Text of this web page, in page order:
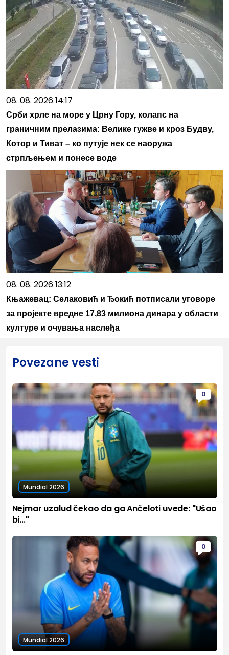
08. 08. 2026 14:17
Срби хрле на море у Црну Гору, колапс на
граничним прелазима: Велике гужве и кроз Будву,
Котор и Тиват – ко путује нек се наоружа
стрпљењем и понесе воде
08. 08. 2026 13:12
Књажевац: Селаковић и Ђокић потписали уговоре
за пројекте вредне 17,83 милиона динара у области
културе и очувања наслеђа
Povezane vesti
0
Mundial 2026
Nejmar uzalud čekao da ga Ančeloti uvede: "Ušao
bi..."
0
Mundial 2026